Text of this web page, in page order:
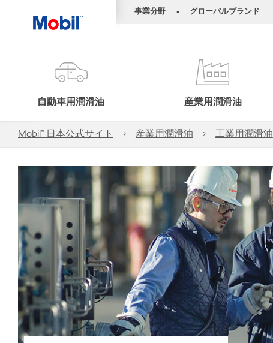
事業分野 • グローバルブランド
自動車用潤滑油 産業用潤滑油
Mobil™ 日本公式サイト 産業用潤滑油 工業用潤滑油